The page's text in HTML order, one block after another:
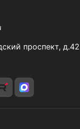
проспект, д.42